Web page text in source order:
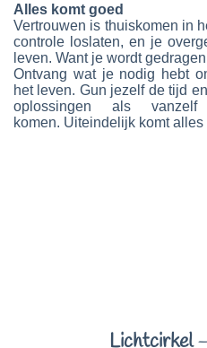
Alles komt goed
Vertrouwen is thuiskomen in
controle loslaten, en je
leven. Want je wordt
Ontvang wat je nodig hebt
het leven. Gun jezelf de tijd
oplossingen als
komen. Uiteindelijk komt alles
Lichtcirkel